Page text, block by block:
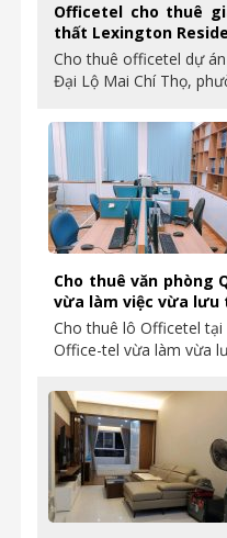
Officetel cho thuê
thất Lexington
Cho thuê officetel dự
Đại Lộ Mai Chí Thọ,
Cho thuê văn phòng
vừa làm việc vừa lưu
Cho thuê lô Officetel
Office-tel vừa làm vừa